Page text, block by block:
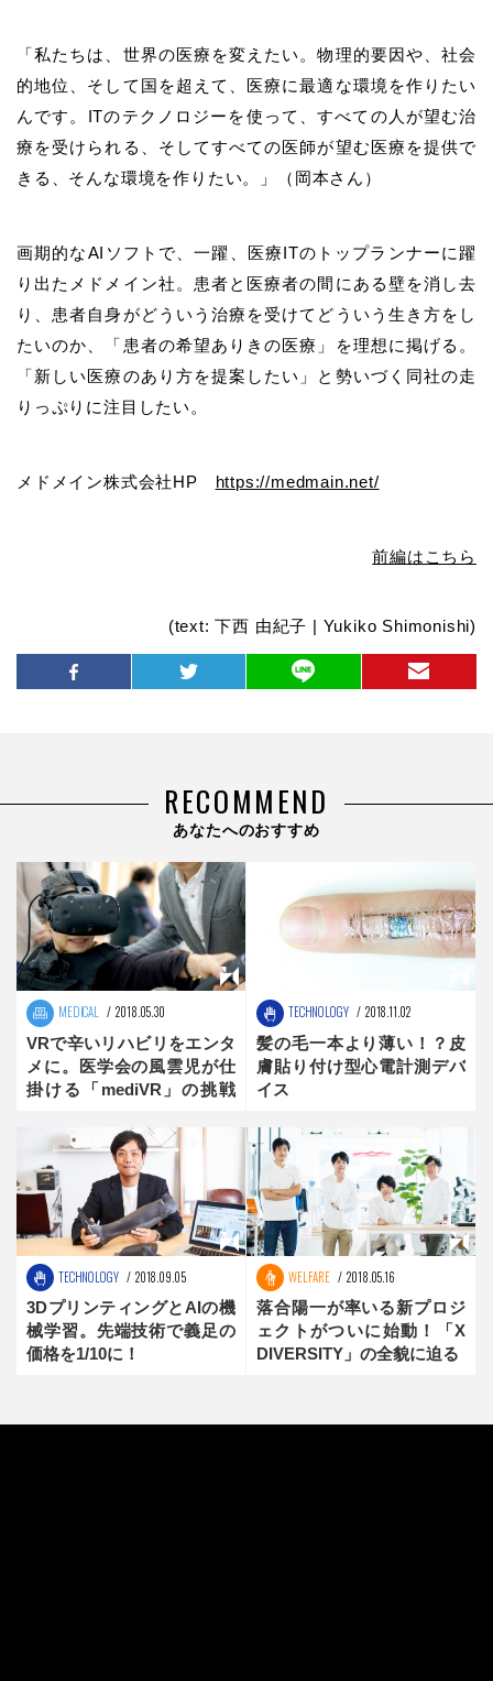
「私たちは、世界の医療を変えたい。物理的要因や、社会
的地位、そして国を超えて、医療に最適な環境を作りたい
んです。ITのテクノロジーを使って、すべての人が望む治
療を受けられる、そしてすべての医師が望む医療を提供で
きる、そんな環境を作りたい。」（岡本さん）
画期的なAIソフトで、一躍、医療ITのトップランナーに躍
り出たメドメイン社。患者と医療者の間にある壁を消し去
り、患者自身がどういう治療を受けてどういう生き方をし
たいのか、「患者の希望ありきの医療」を理想に掲げる。
「新しい医療のあり方を提案したい」と勢いづく同社の走
りっぷりに注目したい。
メドメイン株式会社HP https://medmain.net/
前編はこちら
(text: 下西 由紀子 | Yukiko Shimonishi)
RECOMMEND
あなたへのおすすめ
MEDICAL 2018.05.30
VRで辛いリハビリをエンタ
メに。医学会の風雲児が仕
掛ける「mediVR」の挑戦
TECHNOLOGY 2018.11.02
髪の毛一本より薄い！？皮
膚貼り付け型心電計測デバ
イス
TECHNOLOGY 2018.09.05
3DプリンティングとAIの機
械学習。先端技術で義足の
価格を1/10に！
WELFARE 2018.05.16
落合陽一が率いる新プロジ
ェクトがついに始動！「X
DIVERSITY」の全貌に迫る